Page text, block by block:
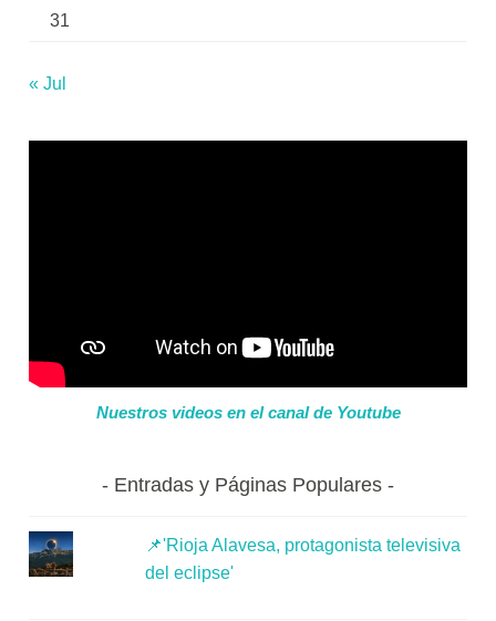
31
« Jul
Nuestros videos en el canal de Youtube
Entradas y Páginas Populares
📌'Rioja Alavesa, protagonista televisiva
del eclipse'